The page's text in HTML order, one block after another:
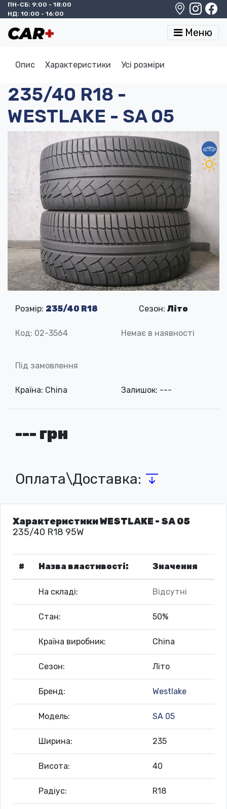
ПН-СБ: 9:00 - 18:00
НД: 10:00 - 16:00
Меню
Опис Характеристики Усі розміри
235/40 R18 -
WESTLAKE - SA 05
Розмір: 235/40 R18 Сезон: Літо
Код: 02-3564 Немає в наявності
Під замовлення
Країна: China Залишок: ---
--- грн
Оплата\Доставка:
Характеристики WESTLAKE - SA 05
235/40 R18 95W
# Назва властивості: Значення
На складі: Відсутні
Стан: 50%
Країна виробник: China
Сезон: Літо
Бренд: Westlake
Модель: SA 05
Ширина: 235
Висота: 40
Радіус: R18